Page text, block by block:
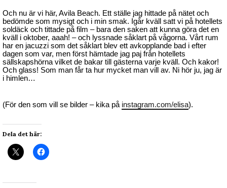
Och nu är vi här, Avila Beach. Ett ställe jag hittade på nätet och
bedömde som mysigt och i min smak. Igår kväll satt vi på hotellets
soldäck och tittade på film – bara den saken att kunna göra det en
kväll i oktober, aaah! – och lyssnade såklart på vågorna. Vårt rum
har en jacuzzi som det såklart blev ett avkopplande bad i efter
dagen som var, men först hämtade jag paj från hotellets
sällskapshörna vilket de bakar till gästerna varje kväll. Och kakor!
Och glass! Som man får ta hur mycket man vill av. Ni hör ju, jag är
i himlen…
(För den som vill se bilder – kika på instagram.com/elisa).
Dela det här: